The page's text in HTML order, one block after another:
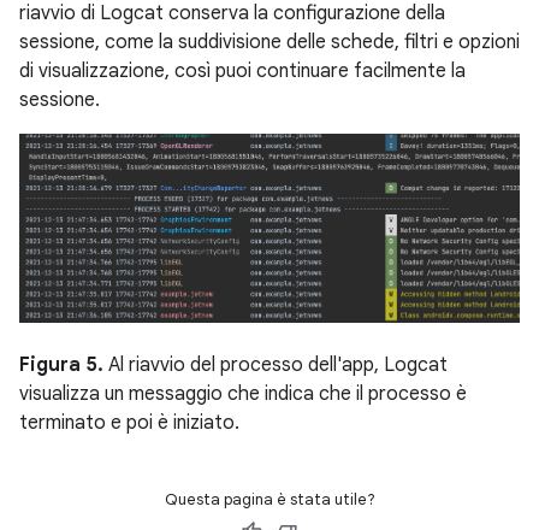
riavvio di Logcat conserva la configurazione della
sessione, come la suddivisione delle schede, filtri e opzioni
di visualizzazione, così puoi continuare facilmente la
sessione.
Figura 5. Al riavvio del processo dell'app, Logcat
visualizza un messaggio che indica che il processo è
terminato e poi è iniziato.
Questa pagina è stata utile?